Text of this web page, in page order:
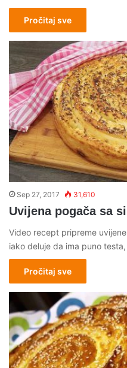
Pročitaj sve
Sep 27, 2017 31,610
Uvijena pogača sa
Video recept pripreme
iako deluje da ima puno
Pročitaj sve